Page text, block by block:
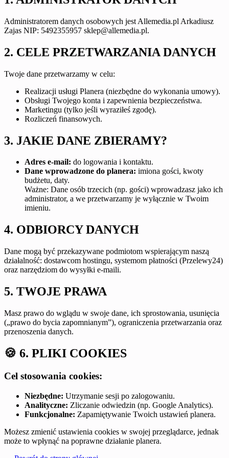
Administratorem danych osobowych jest Allemedia.pl Arkadiusz
Zajas NIP: 5492355957 sklep@allemedia.pl.
2. CELE PRZETWARZANIA DANYCH
Twoje dane przetwarzamy w celu:
Realizacji usługi Planera (niezbędne do wykonania umowy).
Obsługi Twojego konta i zapewnienia bezpieczeństwa.
Marketingu (tylko jeśli wyraziłeś zgodę).
Rozliczeń finansowych.
3. JAKIE DANE ZBIERAMY?
Adres e-mail: do logowania i kontaktu.
Dane wprowadzone do planera: imiona gości, kwoty
budżetu, daty.
Ważne: Dane osób trzecich (np. gości) wprowadzasz jako ich
administrator, a we przetwarzamy je wyłącznie w Twoim
imieniu.
4. ODBIORCY DANYCH
Dane mogą być przekazywane podmiotom wspierającym naszą
działalność: dostawcom hostingu, systemom płatności (Przelewy24)
oraz narzędziom do wysyłki e-maili.
5. TWOJE PRAWA
Masz prawo do wglądu w swoje dane, ich sprostowania, usunięcia
(„prawo do bycia zapomnianym”), ograniczenia przetwarzania oraz
przenoszenia danych.
🍪 6. PLIKI COOKIES
Cel stosowania cookies:
Niezbędne: Utrzymanie sesji po zalogowaniu.
Analityczne: Zliczanie odwiedzin (np. Google Analytics).
Funkcjonalne: Zapamiętywanie Twoich ustawień planera.
Możesz zmienić ustawienia cookies w swojej przeglądarce, jednak
może to wpłynąć na poprawne działanie planera.